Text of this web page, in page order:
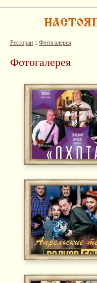
Ресторан ::Фотогалерея
Фотогалерея